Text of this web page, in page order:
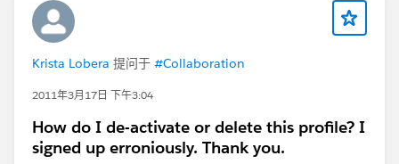
Krista Lobera 提问于 #Collaboration
2011年3月17日 下午3:04
How do I de-activate or delete this profile? I
signed up erroniously. Thank you.